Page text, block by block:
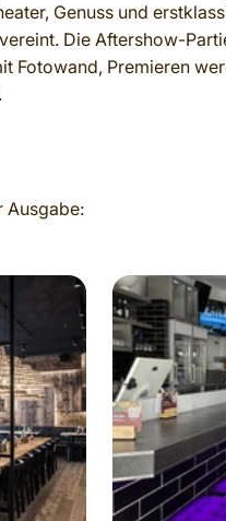
Genuss und
Die Aftershow-
Fotowand, Premieren